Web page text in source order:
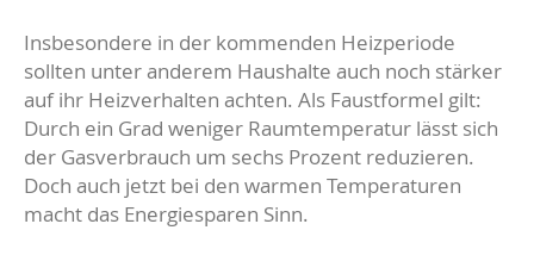
Insbesondere in der kommenden Heizperiode
sollten unter anderem Haushalte auch noch stärker
auf ihr Heizverhalten achten. Als Faustformel gilt:
Durch ein Grad weniger Raumtemperatur lässt sich
der Gasverbrauch um sechs Prozent reduzieren.
Doch auch jetzt bei den warmen Temperaturen
macht das Energiesparen Sinn.